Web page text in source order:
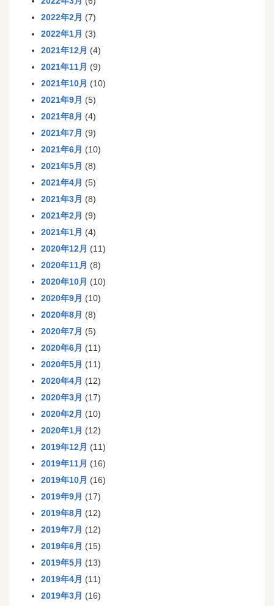
2022年2月 (7)
2022年1月 (3)
2021年12月 (4)
2021年11月 (9)
2021年10月 (10)
2021年9月 (5)
2021年8月 (4)
2021年7月 (9)
2021年6月 (10)
2021年5月 (8)
2021年4月 (5)
2021年3月 (8)
2021年2月 (9)
2021年1月 (4)
2020年12月 (11)
2020年11月 (8)
2020年10月 (10)
2020年9月 (10)
2020年8月 (8)
2020年7月 (5)
2020年6月 (11)
2020年5月 (11)
2020年4月 (12)
2020年3月 (17)
2020年2月 (10)
2020年1月 (12)
2019年12月 (11)
2019年11月 (16)
2019年10月 (16)
2019年9月 (17)
2019年8月 (12)
2019年7月 (12)
2019年6月 (15)
2019年5月 (13)
2019年4月 (11)
2019年3月 (16)